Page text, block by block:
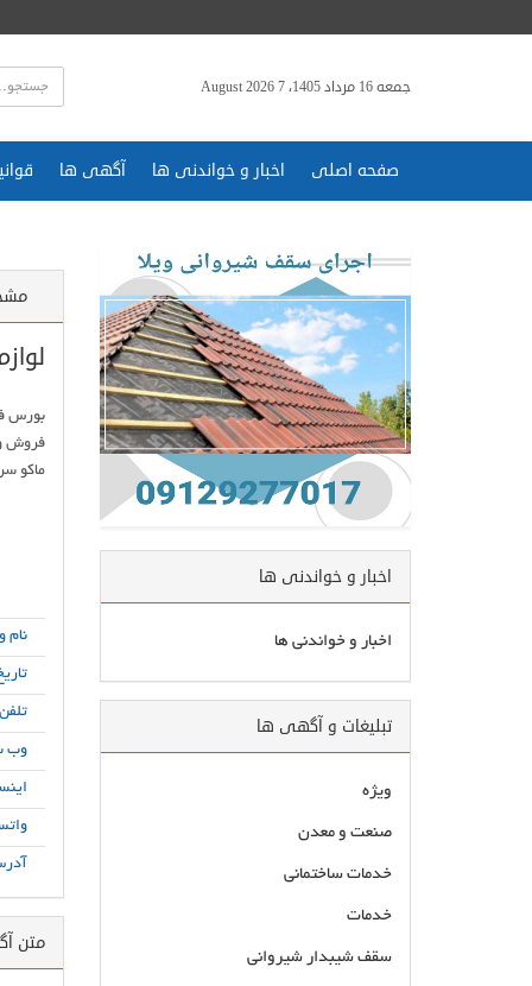
جمعه 16 مرداد 1405، 7 August 2026
صفحه اصلی اخبار و خواندنی ها آگهی ها
فروش
ماکو
نام
وب
متن
اخبار و خواندنی ها
اخبار و خواندنی ها
تبلیغات و آگهی ها
ویژه
صنعت و معدن
خدمات ساختمانی
خدمات
سقف شیبدار شیروانی